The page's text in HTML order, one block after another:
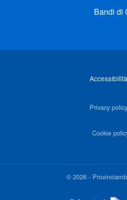
Bandi di
Accessibilità
Privacy policy
Cookie
©2026-